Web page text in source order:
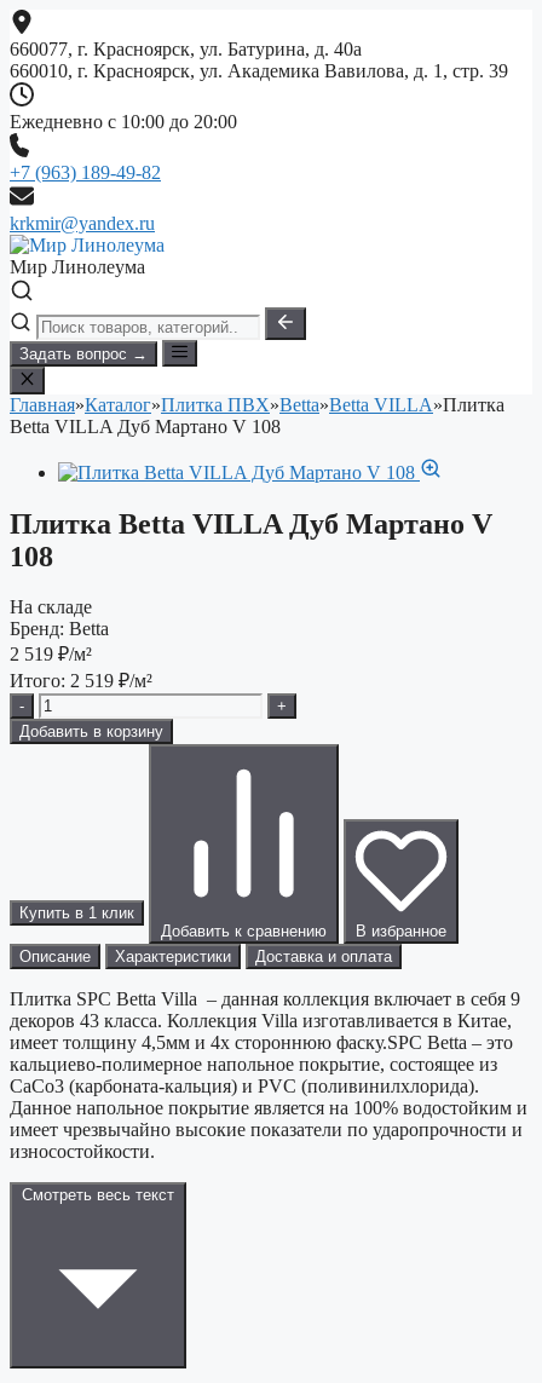
Перейти
к
содержимому
660077, г. Красноярск, ул. Батурина, д. 40а
660010, г. Красноярск, ул. Академика Вавилова, д. 1, стр. 39
Ежедневно с 10:00 до 20:00
+7 (963) 189-49-82
krkmir@yandex.ru
Мир Линолеума
Задать вопрос →
Главная»Каталог»Плитка ПВХ»Betta»Betta VILLA»Плитка
Betta VILLA Дуб Мартано V 108
Плитка Betta VILLA Дуб Мартано V
108
На складе
Бренд: Betta
2 519 ₽/м²
Итого: 2 519 ₽/м²
-
+
Добавить в корзину
Купить в 1 клик
Добавить к сравнению
В избранное
Описание
Характеристики Доставка и оплата
Плитка SPC Betta Villa – данная коллекция включает в себя 9
декоров 43 класса. Коллекция Villa изготавливается в Китае,
имеет толщину 4,5мм и 4х стороннюю фаску.SPC Betta – это
кальциево-полимерное напольное покрытие, состоящее из
CaCo3 (карбоната-кальция) и PVC (поливинилхлорида).
Данное напольное покрытие является на 100% водостойким и
имеет чрезвычайно высокие показатели по ударопрочности и
износостойкости.
Смотреть весь текст